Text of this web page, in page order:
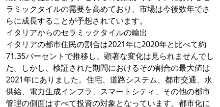
ラミックタイルの需要を高めており、市場は今後数年でさ
らに成長することが予想されています。
イタリアからのセラミックタイルの輸出
イタリアの都市住民の割合は2021年に2020年と比べて約
71.35パーセントで推移し、顕著な変化は見られませんでし
た。しかし、検証された期間におけるその割合の最大値は
2021年にありました。住宅、道路システム、都市交通、水
供給、電力生成インフラ、スマートシティ、その他の都市
管理の側面はすべて投資の対象となっています。都市化に